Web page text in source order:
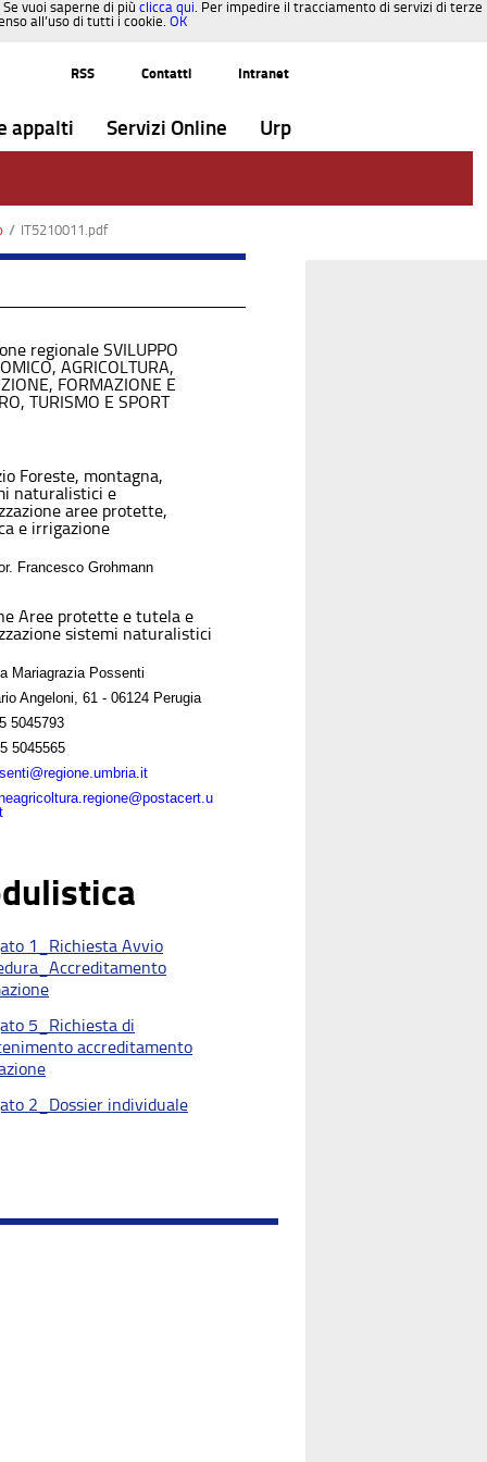
vuoi saperne di più clicca qui. Per impedire il tracciamento di servizi di terze
all’uso di tutti i cookie. OK
RSS Contatti Intranet
appalti Servizi Online Urp
/ IT5210011.pdf
regionale SVILUPPO
AGRICOLTURA,
FORMAZIONE E
TURISMO E SPORT
Foreste, montagna,
naturalistici e
aree protette,
e irrigazione
Francesco Grohmann
Aree protette e tutela e
sistemi naturalistici
Mariagrazia Possenti
Angeloni, 61 - 06124 Perugia
5045793
5045565
1_Richiesta Avvio
5_Richiesta di
accreditamento
2_Dossier individuale